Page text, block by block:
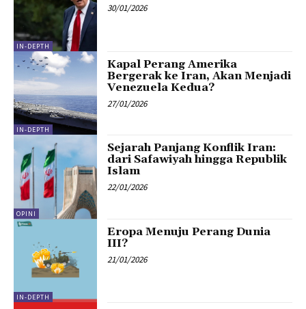
IN-DEPTH
30/01/2026
IN-DEPTH
Kapal Perang Amerika
Bergerak ke Iran, Akan Menjadi
Venezuela Kedua?
27/01/2026
OPINI
Sejarah Panjang Konflik Iran:
dari Safawiyah hingga Republik
Islam
22/01/2026
IN-DEPTH
Eropa Menuju Perang Dunia
III?
21/01/2026